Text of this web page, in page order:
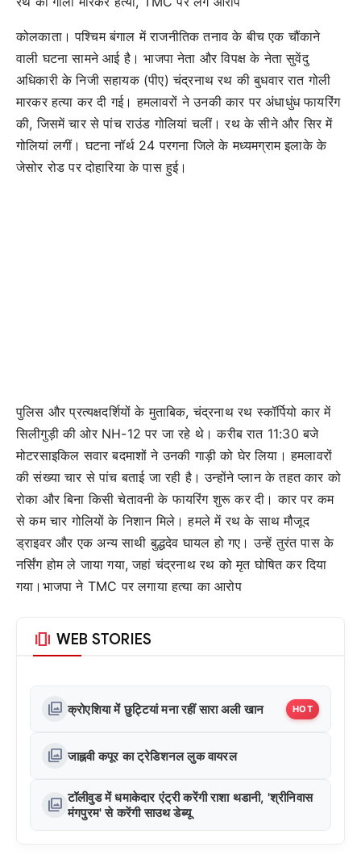
कोलकाता। पश्चिम बंगाल में राजनीतिक तनाव के बीच एक चौंकाने
वाली घटना सामने आई है। भाजपा नेता और विपक्ष के नेता सुवेंदु
अधिकारी के निजी सहायक (पीए) चंद्रनाथ रथ की बुधवार रात गोली
मारकर हत्या कर दी गई। हमलावरों ने उनकी कार पर अंधाधुंध फायरिंग
की, जिसमें चार से पांच राउंड गोलियां चलीं। रथ के सीने और सिर में
गोलियां लगीं। घटना नॉर्थ 24 परगना जिले के मध्यमग्राम इलाके के
जेसोर रोड पर दोहारिया के पास हुई।
पुलिस और प्रत्यक्षदर्शियों के मुताबिक, चंद्रनाथ रथ स्कॉर्पियो कार में
सिलीगुड़ी की ओर NH-12 पर जा रहे थे। करीब रात 11:30 बजे
मोटरसाइकिल सवार बदमाशों ने उनकी गाड़ी को घेर लिया। हमलावरों
की संख्या चार से पांच बताई जा रही है। उन्होंने प्लान के तहत कार को
रोका और बिना किसी चेतावनी के फायरिंग शुरू कर दी। कार पर कम
से कम चार गोलियों के निशान मिले। हमले में रथ के साथ मौजूद
ड्राइवर और एक अन्य साथी बुद्धदेव घायल हो गए। उन्हें तुरंत पास के
नर्सिंग होम ले जाया गया, जहां चंद्रनाथ रथ को मृत घोषित कर दिया
गया।भाजपा ने TMC पर लगाया हत्या का आरोप
amp_stories WEB STORIES
photo_library क्रोएशिया में छुट्टियां मना रहीं सारा अली खान HOT
photo_library जाह्नवी कपूर का ट्रेडिशनल लुक वायरल
photo_library टॉलीवुड में धमाकेदार एंट्री करेंगी राशा थडानी, 'श्रीनिवास
मंगपुरम' से करेंगी साउथ डेब्यू